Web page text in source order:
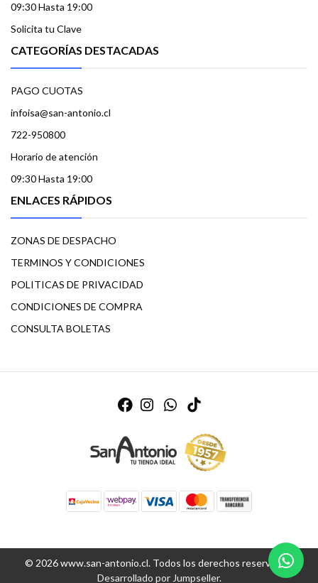
09:30 Hasta 19:00
Solicita tu Clave
CATEGORÍAS DESTACADAS
PAGO CUOTAS
infoisa@san-antonio.cl
722-950800
Horario de atención
09:30 Hasta 19:00
ENLACES RÁPIDOS
ZONAS DE DESPACHO
TERMINOS Y CONDICIONES
POLITICAS DE PRIVACIDAD
CONDICIONES DE COMPRA
CONSULTA BOLETAS
© 2026 www.san-antonio.cl. Todos los derechos reservados.
Desarrollado por Jumpseller.